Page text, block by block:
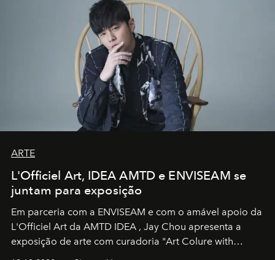
ARTE
L'Officiel Art, IDEA AMTD e ENVISEAM se
juntam para exposição
Em parceria com a ENVISEAM e com o amável apoio da
L'Officiel Art da AMTD IDEA , Jay Chou apresenta a
exposição de arte com curadoria "Art Colure with